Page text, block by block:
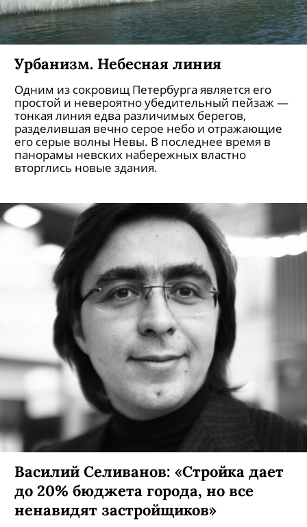
Урбанизм. Небесная линия
Одним из сокровищ Петербурга является его
простой и невероятно убедительный пейзаж —
тонкая линия едва различимых берегов,
разделившая вечно серое небо и отражающие
его серые волны Невы. В последнее время в
панорамы невских набережных властно
вторглись новые здания.
Василий Селиванов: «Стройка дает
до 20% бюджета города, но все
ненавидят застройщиков»